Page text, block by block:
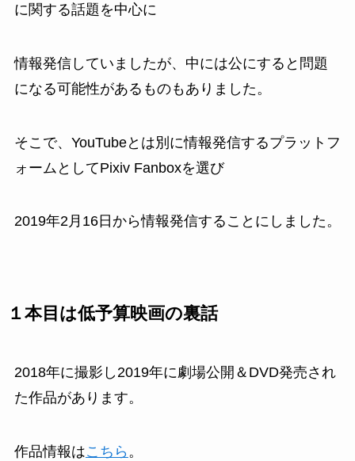
に関する話題を中心に
情報発信していましたが、中には公にすると問題
になる可能性があるものもありました。
そこで、YouTubeとは別に情報発信するプラットフ
ォームとしてPixiv Fanboxを選び
2019年2月16日から情報発信することにしました。
１本目は低予算映画の裏話
2018年に撮影し2019年に劇場公開＆DVD発売され
た作品があります。
作品情報はこちら 。